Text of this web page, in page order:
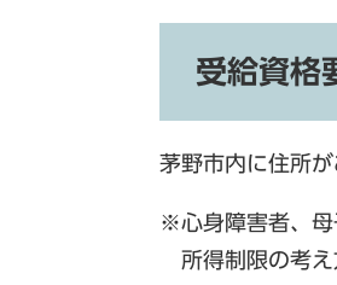
受給資格
茅野市内に住所
※心身障害者、母
所得制限の考え